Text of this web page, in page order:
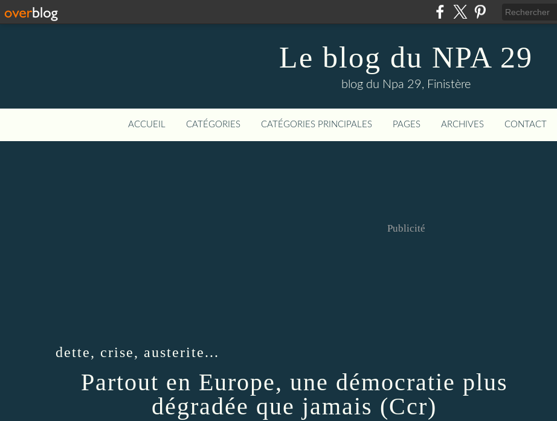
Le blog du NPA 29
blog du Npa 29, Finistère
ACCUEIL CATÉGORIES CATÉGORIES PRINCIPALES PAGES ARCHIVES CONTACT
Publicité
dette, crise, austerite...
Partout en Europe, une démocratie plus
dégradée que jamais (Ccr)